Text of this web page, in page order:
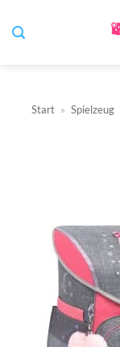
Inhalt
Start » Spielzeug